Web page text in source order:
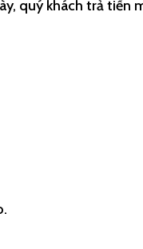
quý khách trả tiền